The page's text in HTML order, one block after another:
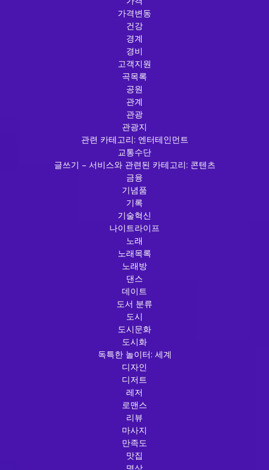
가격변동
건강
경계
경비
고객지원
곡목록
공원
관계
관광
관광지
관련 카테고리: 엔터테인먼트
교통수단
글쓰기 – 서비스와 관련된 카테고리: 콘텐츠
금융
기념품
기록
기술혁신
나이트라이프
노래
노래목록
노래방
댄스
데이트
도서 분류
도시
도시문화
도시화
독특한 놀이터: 세계
디자인
디저트
레저
로맨스
리뷰
마사지
만족도
맛집